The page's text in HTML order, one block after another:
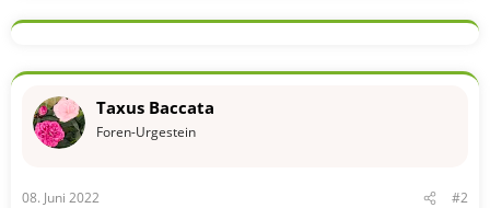
Taxus Baccata
Foren-Urgestein
08. Juni 2022 #2